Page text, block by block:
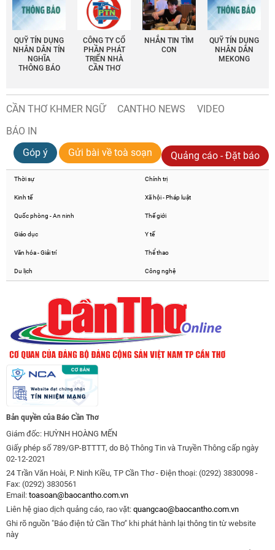
QUỸ TÍN DỤNG
NHÂN DÂN TÍN
NGHĨA
THÔNG BÁO
CÔNG TY CỔ
PHẦN PHÁT
TRIỂN NHÀ
CẦN THƠ
NHẮN TIN TÌM
CON
QUỸ TÍN DỤNG
NHÂN DÂN
MEKONG
CẦN THƠ KHMER NGỮ CANTHO NEWS
VIDEO
BÁO IN
Góp ý
Gửi bài về toà soạn Quảng cáo - Đặt báo
Thời sự Chính trị
Kinh tế Xã hội - Pháp luật
Quốc phòng - An ninh Thế giới
Giáo dục Y tế
Văn hóa - Giải trí Thể thao
Du lịch Công nghệ
Bản quyền của Báo Cần Thơ
Giám đốc: HUỲNH HOÀNG MẾN
Giấy phép số 789/GP-BTTTT, do Bộ Thông Tin và Truyền Thông cấp ngày
02-12-2021
24 Trần Văn Hoài, P. Ninh Kiều, TP Cần Thơ - Điện thoại: (0292) 3830098 -
Fax: (0292) 3830561
Email: toasoan@baocantho.com.vn
Liên hệ giao dịch quảng cáo, rao vặt: quangcao@baocantho.com.vn
Ghi rõ nguồn "Báo điện tử Cần Thơ" khi phát hành lại thông tin từ website
này